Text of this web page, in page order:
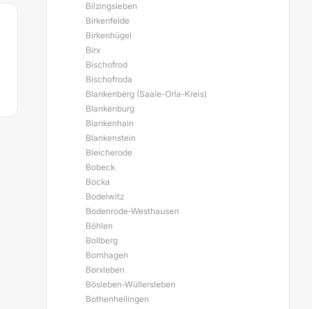
Bilzingsleben
Birkenfelde
Birkenhügel
Birx
Bischofrod
Bischofroda
Blankenberg (Saale-Orla-Kreis)
Blankenburg
Blankenhain
Blankenstein
Bleicherode
Bobeck
Bocka
Bodelwitz
Bodenrode-Westhausen
Böhlen
Bollberg
Bornhagen
Borxleben
Bösleben-Wüllersleben
Bothenheilingen